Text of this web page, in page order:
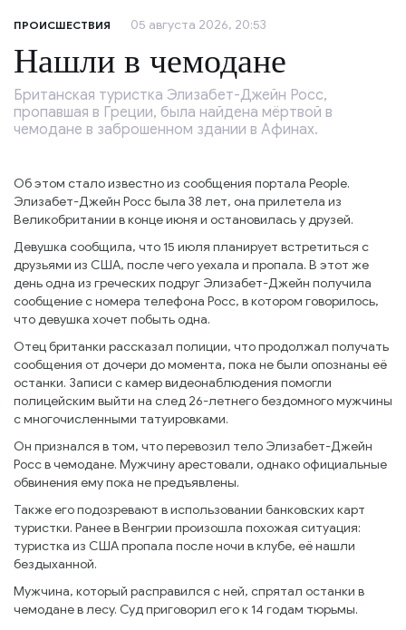
ПРОИСШЕСТВИЯ 05 августа 2026, 20:53
Нашли в чемодане
Британская туристка Элизабет-Джейн Росс,
пропавшая в Греции, была найдена мёртвой в
чемодане в заброшенном здании в Афинах.
Об этом стало известно из сообщения портала People.
Элизабет-Джейн Росс была 38 лет, она прилетела из
Великобритании в конце июня и остановилась у друзей.
Девушка сообщила, что 15 июля планирует встретиться с
друзьями из США, после чего уехала и пропала. В этот же
день одна из греческих подруг Элизабет-Джейн получила
сообщение с номера телефона Росс, в котором говорилось,
что девушка хочет побыть одна.
Отец британки рассказал полиции, что продолжал получать
сообщения от дочери до момента, пока не были опознаны её
останки. Записи с камер видеонаблюдения помогли
полицейским выйти на след 26-летнего бездомного мужчины
с многочисленными татуировками.
Он признался в том, что перевозил тело Элизабет-Джейн
Росс в чемодане. Мужчину арестовали, однако официальные
обвинения ему пока не предъявлены.
Также его подозревают в использовании банковских карт
туристки. Ранее в Венгрии произошла похожая ситуация:
туристка из США пропала после ночи в клубе, её нашли
бездыханной.
Мужчина, который расправился с ней, спрятал останки в
чемодане в лесу. Суд приговорил его к 14 годам тюрьмы.